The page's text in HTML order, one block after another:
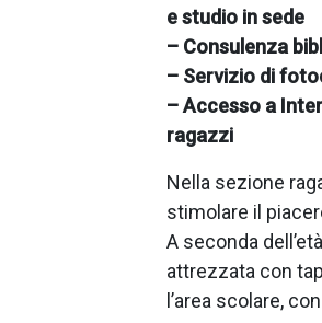
e studio in sede
– Consulenza
– Servizio di
– Accesso a
ragazzi
Nella sezione
stimolare il
A seconda
attrezzata con
l’area scolare,